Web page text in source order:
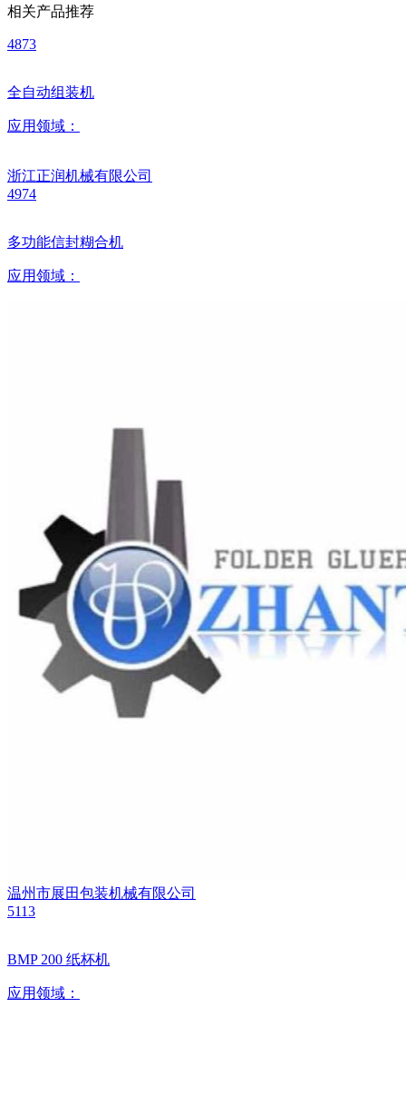
相关产品推荐
4873
全自动组装机
应用领域：
浙江正润机械有限公司
4974
多功能信封糊合机
应用领域：
温州市展田包装机械有限公司
5113
BMP 200 纸杯机
应用领域：